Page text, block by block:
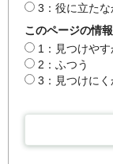
3：役に立たな
このページの情
1：見つけやす
2：ふつう
3：見つけにく